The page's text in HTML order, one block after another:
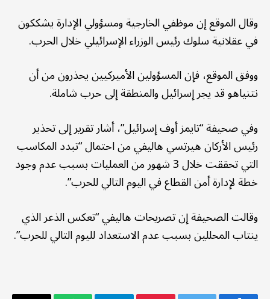
وقال الموقع إن موظفي الخارجية ومسؤولي الإدارة يشككون
في عقلانية سلوك رئيس الوزراء الإسرائيلي خلال الحرب.
ووفق الموقع، فإن المسؤولين الأميركيين يحذرون من أن
نتنياهو قد يجر إسرائيل والمنطقة إلى حرب شاملة.
وفي صحيفة “تايمز أوف إسرائيل”، أشار تقرير إلى تحذير
رئيس الأركان هيرتسي هاليفي من احتمال “تبدد المكاسب
التي تحققت خلال 3 شهور من العمليات بسبب عدم وجود
خطة لإدارة أمن القطاع في اليوم التالي للحرب”.
وقالت الصحيفة إن تصريحات هاليفي “تعكس الذعر الذي
ينتاب المحللين بسبب عدم الاستعداد لليوم التالي للحرب”.